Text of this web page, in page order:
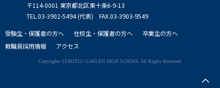
〒114-0001 東京都北区東⼗条6-9-13
TEL.03-3902-5494 (代表) FAX.03-3903-9549
受験生・保護者の方へ
在校生・保護者の方へ
卒業生の方へ
教職員採用情報
アクセス
Copyrights SEIRITSU GAKUEN HIGH SCHOOL All Rights Reserved.